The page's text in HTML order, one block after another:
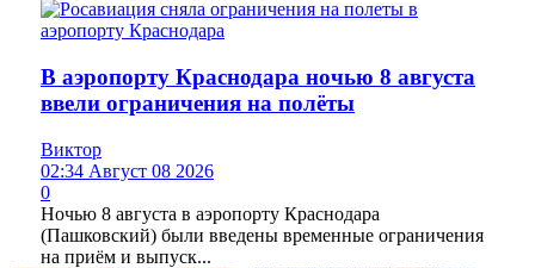
В аэропорту Краснодара ночью 8 августа
ввели ограничения на полёты
Виктор
02:34 Август 08 2026
0
Ночью 8 августа в аэропорту Краснодара
(Пашковский) были введены временные ограничения
на приём и выпуск...